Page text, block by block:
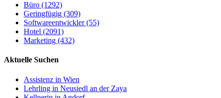
Büro (1292)
Geringfügig (309)
Softwareentwickler (55)
Hotel (2091)
Marketing (432)
Aktuelle Suchen
Assistenz in Wien
Lehrling in Neusiedl an der Zaya